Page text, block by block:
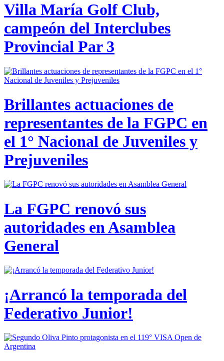
Villa María Golf Club,
campeón del Interclubes
Provincial Par 3
Brillantes actuaciones de
representantes de la FGPC en
el 1° Nacional de Juveniles y
Prejuveniles
La FGPC renovó sus
autoridades en Asamblea
General
¡Arrancó la temporada del
Federativo Junior!